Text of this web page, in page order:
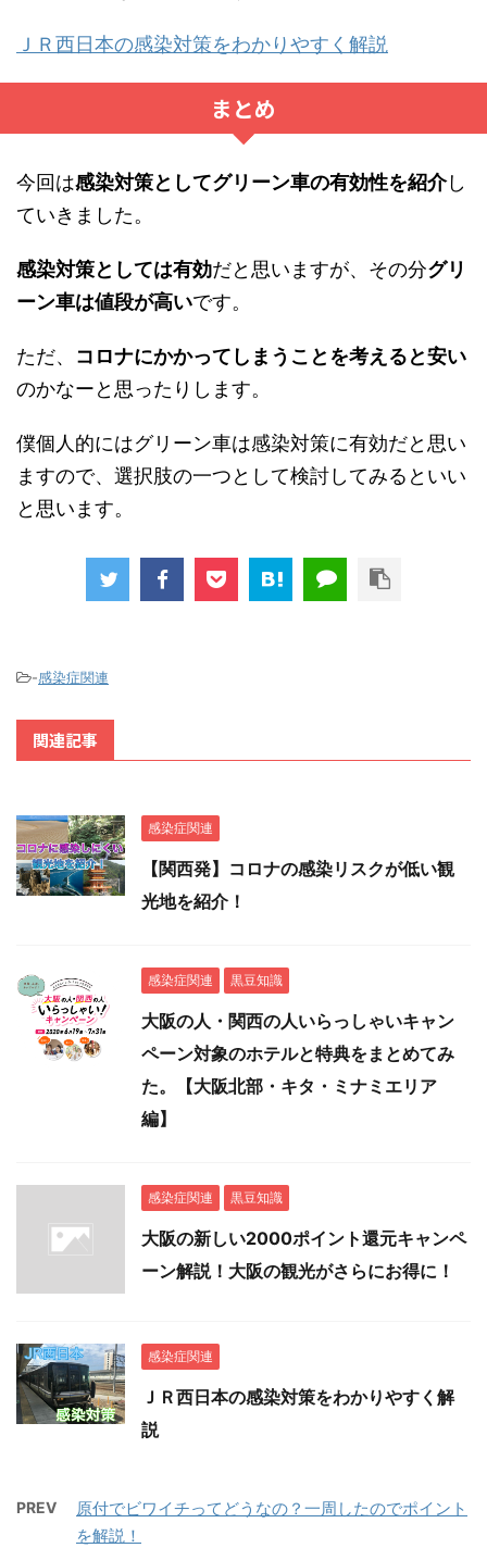
ＪＲ西日本の感染対策をわかりやすく解説
まとめ
今回は感染対策としてグリーン車の有効性を紹介し
ていきました。
感染対策としては有効だと思いますが、その分グリ
ーン車は値段が高いです。
ただ、 コロナにかかってしまうことを考えると安い
のかなーと思ったりします。
僕個人的にはグリーン車は感染対策に有効だと思い
ますので、選択肢の一つとして検討してみるといい
と思います。
-感染症関連
関連記事
感染症関連
【関西発】コロナの感染リスクが低い観
光地を紹介！
感染症関連 黒豆知識
大阪の人・関西の人いらっしゃいキャン
ペーン対象のホテルと特典をまとめてみ
た。【大阪北部・キタ・ミナミエリア
編】
感染症関連 黒豆知識
大阪の新しい2000ポイント還元キャンペ
ーン解説！大阪の観光がさらにお得に！
感染症関連
ＪＲ西日本の感染対策をわかりやすく解
説
PREV
原付でビワイチってどうなの？一周したのでポイント
を解説！